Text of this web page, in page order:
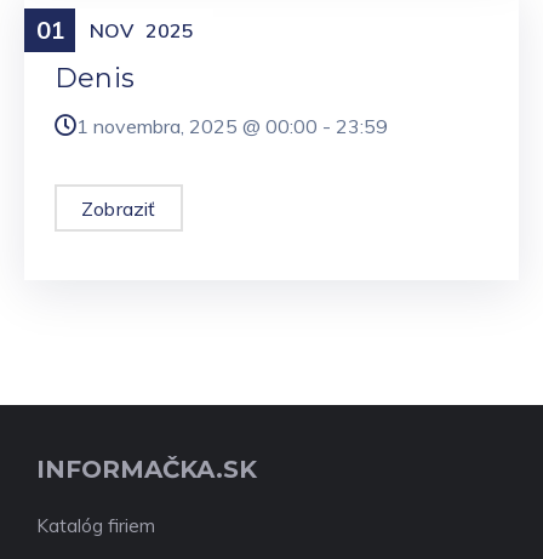
01 NOV 2025
Meniny
Denis
1 novembra, 2025 @ 00:00 - 23:59
Zobraziť
INFORMAČKA.SK
Katalóg firiem